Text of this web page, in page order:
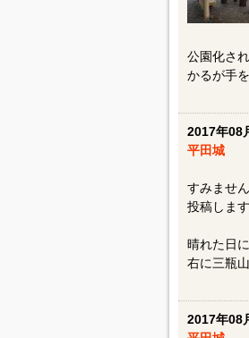
公園化さ
かるが手
2017年08
平田城
すみませ
投稿します
晴れた日
右に三瓶
2017年08